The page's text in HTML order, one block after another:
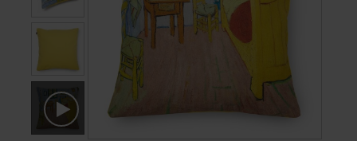
Libros
Lienzos y Láminas
Regalos